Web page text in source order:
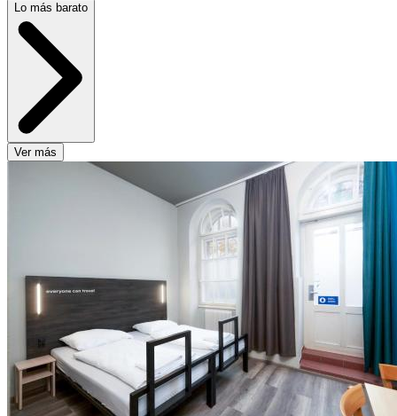
Lo más barato
Ver más